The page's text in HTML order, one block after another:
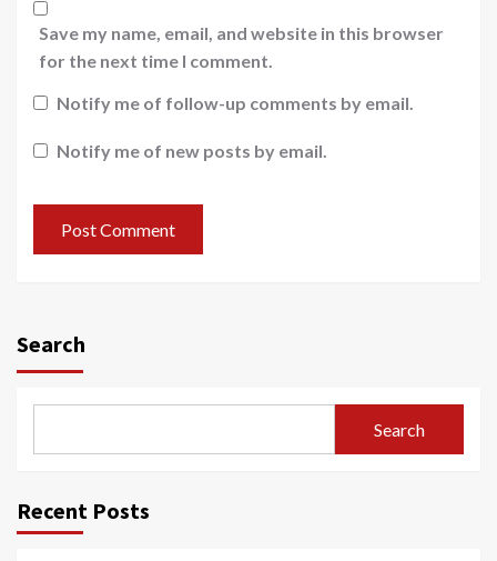
Save my name, email, and website in this browser
for the next time I comment.
Notify me of follow-up comments by email.
Notify me of new posts by email.
Search
Search
Recent Posts